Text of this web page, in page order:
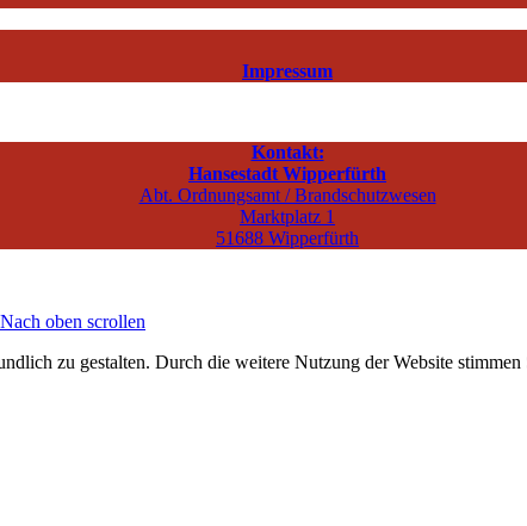
Impressum
Kontakt:
Hansestadt Wipperfürth
Abt. Ordnungsamt / Brandschutzwesen
Marktplatz 1
51688 Wipperfürth
Nach oben scrollen
zu gestalten. Durch die weitere Nutzung der Website